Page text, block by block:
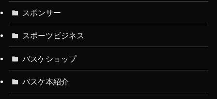
スポンサー
スポーツビジネス
バスケショップ
バスケ本紹介